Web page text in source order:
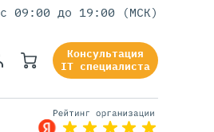
с 09:00 до 19:00 (МСК)
Консультация
IT специалиста